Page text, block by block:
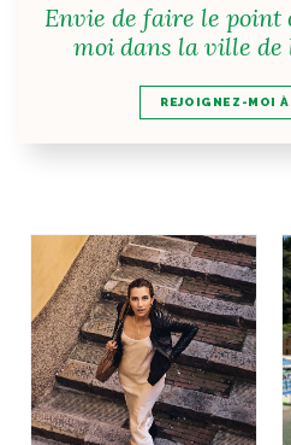
Envie de faire le
moi dans la ville de
REJOIGNEZ-MOI À